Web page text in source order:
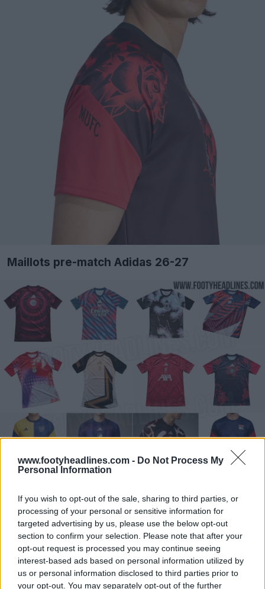
www.footyheadlines.com - Do Not Process My
Personal Information
If you wish to opt-out of the sale, sharing to third parties, or
processing of your personal or sensitive information for
targeted advertising by us, please use the below opt-out
section to confirm your selection. Please note that after your
opt-out request is processed you may continue seeing
interest-based ads based on personal information utilized by
us or personal information disclosed to third parties prior to
your opt-out. You may separately opt-out of the further
Maillots pre-match Adidas 26-27